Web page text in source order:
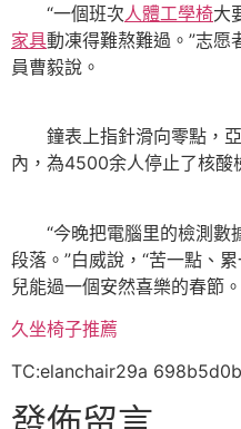
“一個班次人體工學椅大
家具動凍得難熬難過。”志愿
員曹毅說。
鐘表上指針滑向零點，亞
內，為4500余人停止了核酸
“今晚把電腦里的檢測數
段落。”白威說，“苦一點、
兒能過一個安然喜樂的春節
久坐椅子推薦
TC:elanchair29a